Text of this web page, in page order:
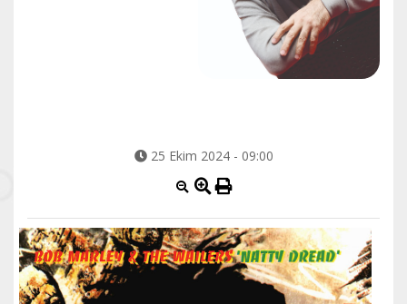
25 Ekim 2024 - 09:00